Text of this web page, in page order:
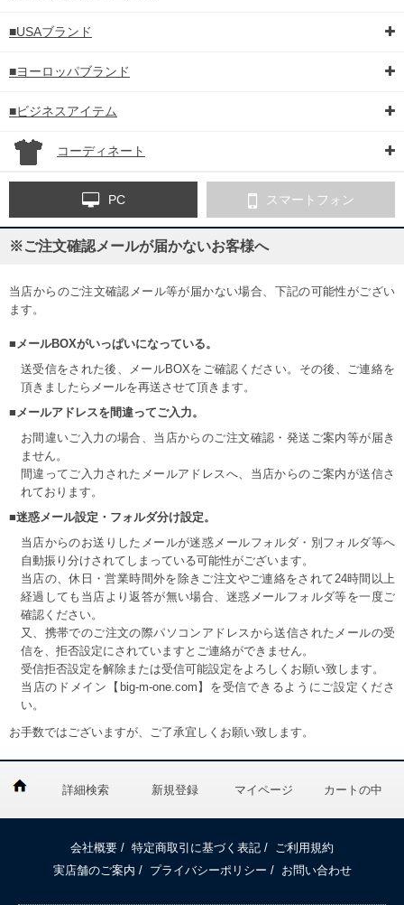
■USAブランド
■ヨーロッパブランド
■ビジネスアイテム
コーディネート
PC スマートフォン
※ご注文確認メールが届かないお客様へ
当店からのご注文確認メール等が届かない場合、下記の可能性がござい
ます。
■メールBOXがいっぱいになっている。
送受信をされた後、メールBOXをご確認ください。その後、ご連絡を
頂きましたらメールを再送させて頂きます。
■メールアドレスを間違ってご入力。
お間違いご入力の場合、当店からのご注文確認・発送ご案内等が届き
ません。
間違ってご入力されたメールアドレスへ、当店からのご案内が送信さ
れております。
■迷惑メール設定・フォルダ分け設定。
当店からのお送りしたメールが迷惑メールフォルダ・別フォルダ等へ
自動振り分けされてしまっている可能性がございます。
当店の、休日・営業時間外を除きご注文やご連絡をされて24時間以上
経過しても当店より返答が無い場合、迷惑メールフォルダ等を一度ご
確認ください。
又、携帯でのご注文の際パソコンアドレスから送信されたメールの受
信を、拒否設定にされていますとご連絡ができません。
受信拒否設定を解除または受信可能設定をよろしくお願い致します。
当店のドメイン【big-m-one.com】を受信できるようにご設定くださ
い。
お手数ではございますが、ご了承宜しくお願い致します。
詳細検索 新規登録 マイページ カートの中
会社概要 / 特定商取引に基づく表記 / ご利用規約
実店舗のご案内 / プライバシーポリシー / お問い合わせ